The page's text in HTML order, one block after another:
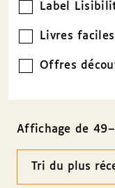
Label
Livres
Offres
Affichage de
Ordre